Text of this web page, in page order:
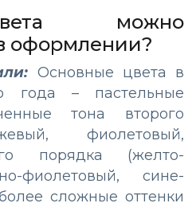
можно
оформлении?
Основные цвета в
года – пастельные
тона второго
фиолетовый,
порядка (желто-
фиолетовый, сине-
сложные оттенки